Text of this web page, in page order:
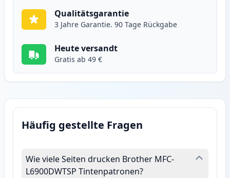
Qualitätsgarantie
3 Jahre Garantie. 90 Tage Rückgabe
Heute versandt
Gratis ab 49 €
Häufig gestellte Fragen
Wie viele Seiten drucken Brother MFC-
L6900DWTSP Tintenpatronen?